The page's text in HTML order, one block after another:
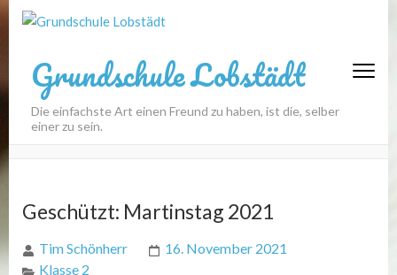
Grundschule Lobstädt
Die einfachste Art einen Freund zu haben, ist die, selber
einer zu sein.
Geschützt: Martinstag 2021
Tim Schönherr
16. November 2021
Klasse 2